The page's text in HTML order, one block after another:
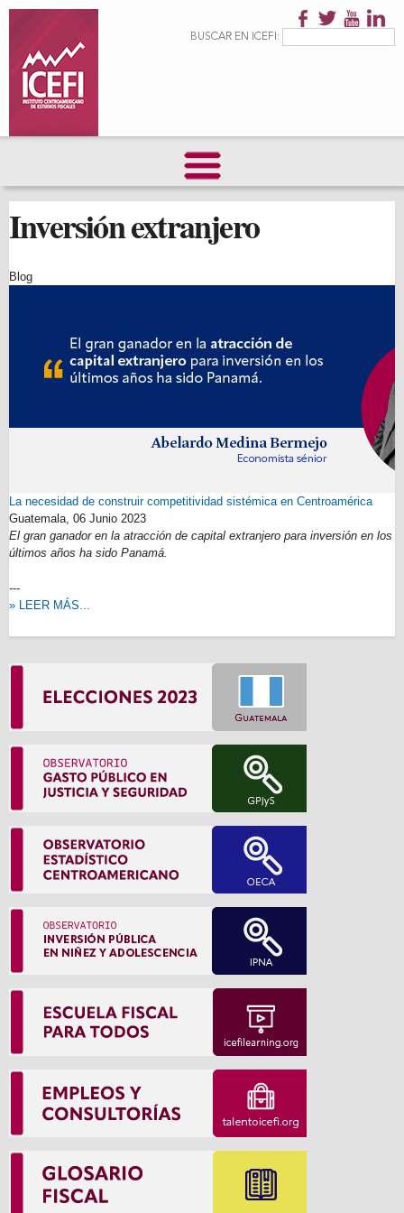
principalFormulario de
BUSCAR EN ICEFI:
Inversión extranjero
Blog
La necesidad de construir competitividad sistémica en Centroamérica
Guatemala, 06 Junio 2023
El gran ganador en la atracción de capital extranjero para inversión en los
últimos años ha sido Panamá.
---
» LEER MÁS...